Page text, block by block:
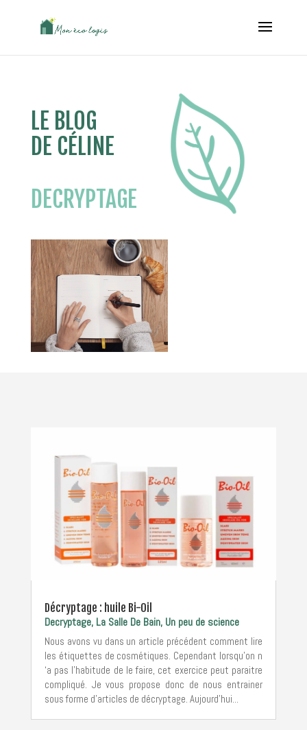
LE BLOG
DE CÉLINE
DECRYPTAGE
Décryptage : huile Bi-Oil
Decryptage, La Salle De Bain, Un peu de science
Nous avons vu dans un article précédent comment lire
les étiquettes de cosmétiques. Cependant lorsqu’on n
‘a pas l’habitude de le faire, cet exercice peut paraitre
compliqué. Je vous propose donc de nous entrainer
sous forme d’articles de décryptage. Aujourd’hui...